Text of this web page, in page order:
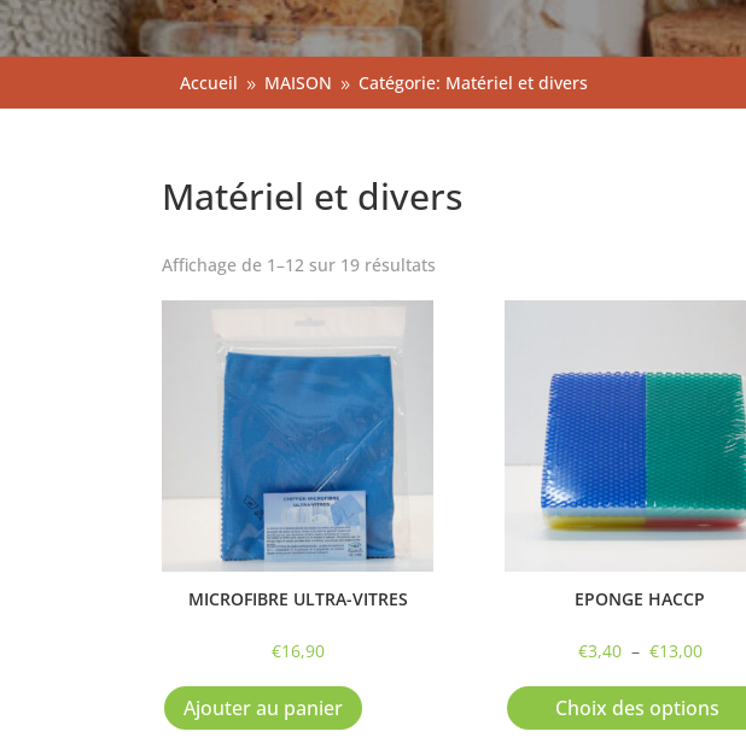
Accueil 9 MAISON 9 Catégorie: Matériel et divers
Matériel et divers
Affichage de 1–12 sur 19 résultats
MICROFIBRE ULTRA-VITRES
€16,90
Ajouter au panier
EPONGE HACCP
€3,40 – €13,00Plage
prix :
€3,40
Choix des options